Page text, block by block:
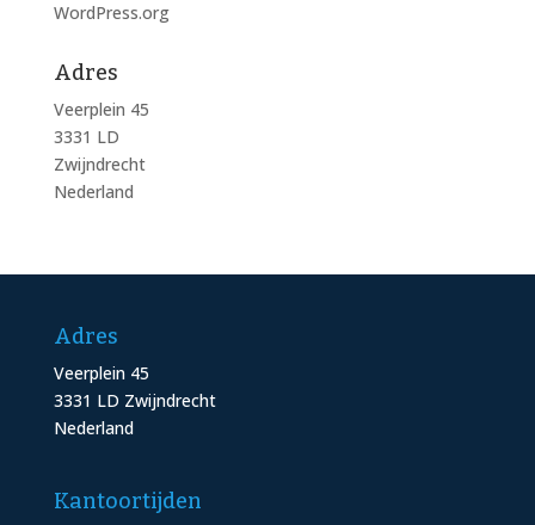
WordPress.org
Adres
Veerplein 45
3331 LD
Zwijndrecht
Nederland
Adres
Veerplein 45
3331 LD Zwijndrecht
Nederland
Kantoortijden